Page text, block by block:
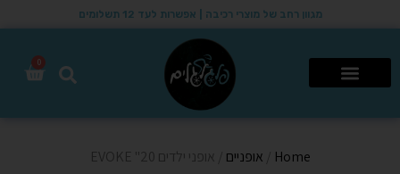
מגוון רחב של מוצרי רכיבה | אפשרות לעד 12 תשלומים
0
Home אופניים / אופני ילדים 20" EVOKE